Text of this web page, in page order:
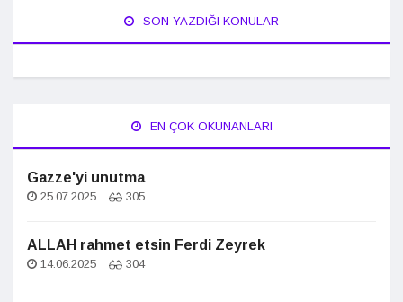
SON YAZDIĞI KONULAR
EN ÇOK OKUNANLARI
Gazze'yi unutma
25.07.2025 305
ALLAH rahmet etsin Ferdi Zeyrek
14.06.2025 304